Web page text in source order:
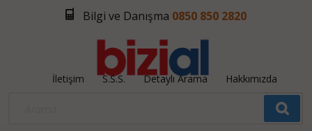
Bilgi ve Danışma 0850 850 2820
İletişim S.S.S. Detaylı Arama Hakkımızda